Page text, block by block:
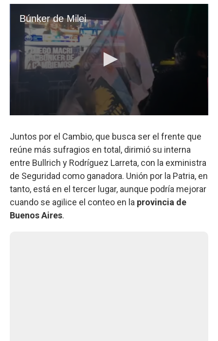
Juntos por el Cambio, que busca ser el frente que
reúne más sufragios en total, dirimió su interna
entre Bullrich y Rodríguez Larreta, con la exministra
de Seguridad como ganadora. Unión por la Patria, en
tanto, está en el tercer lugar, aunque podría mejorar
cuando se agilice el conteo en la provincia de
Buenos Aires.